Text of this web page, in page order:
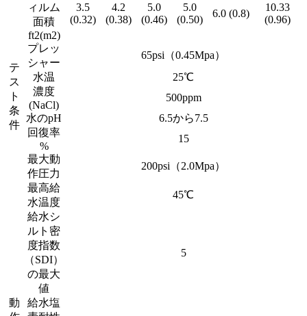
ィルム
面積
ft2(m2)
3.5
(0.32)
4.2
(0.38)
5.0
(0.46)
5.0
(0.50)
6.0 (0.8)
10.33
(0.96)
テ
ス
ト
条
件
プレッ
シャー
65psi（0.45Mpa）
水温
25℃
濃度
(NaCl)
500ppm
水のpH
6.5から7.5
回復率
%
15
動
最大動
作圧力
200psi（2.0Mpa）
最高給
水温度
45℃
給水シ
ルト密
度指数
（SDI）
の最大
値
5
給水塩